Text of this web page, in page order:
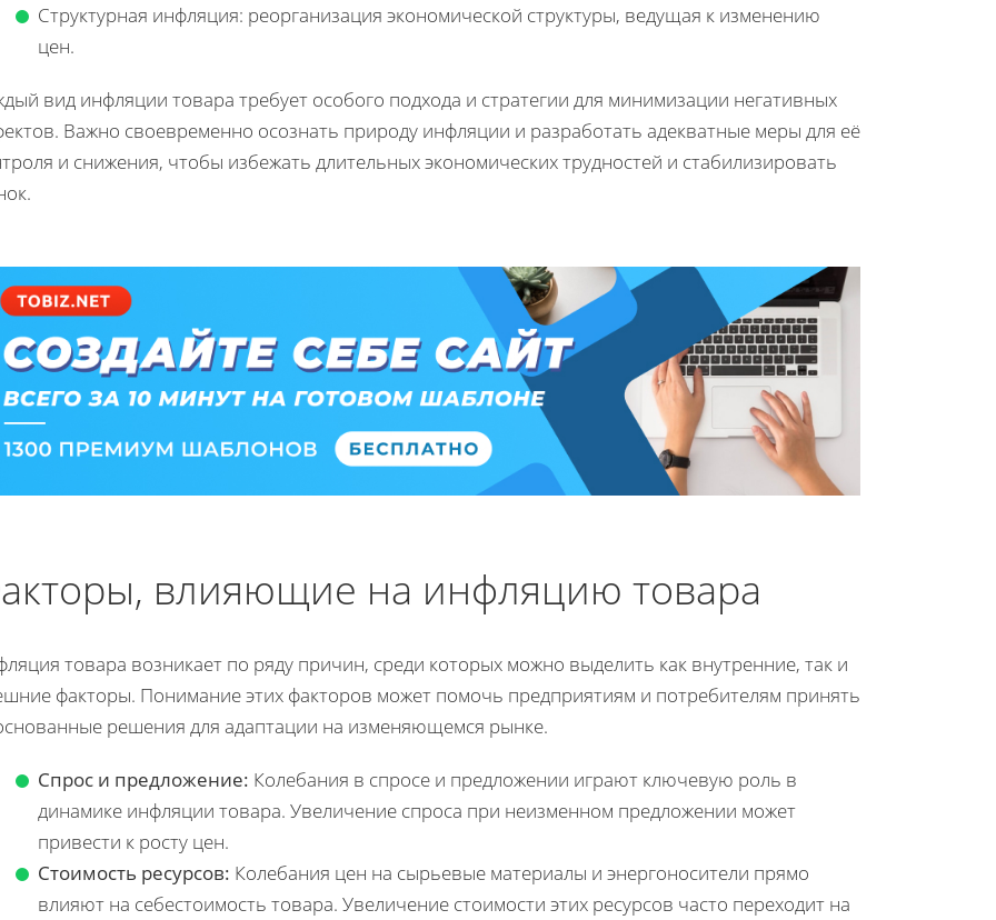
Структурная инфляция: реорганизация экономической структуры, ведущая к изменению
цен.
вид инфляции товара требует особого подхода и стратегии для минимизации негативных
Важно своевременно осознать природу инфляции и разработать адекватные меры для её
и снижения, чтобы избежать длительных экономических трудностей и стабилизировать
влияющие на инфляцию товара
товара возникает по ряду причин, среди которых можно выделить как внутренние, так и
факторы. Понимание этих факторов может помочь предприятиям и потребителям принять
решения для адаптации на изменяющемся рынке.
Спрос и предложение: Колебания в спросе и предложении играют ключевую роль в
динамике инфляции товара. Увеличение спроса при неизменном предложении может
привести к росту цен.
Стоимость ресурсов: Колебания цен на сырьевые материалы и энергоносители прямо
влияют на себестоимость товара. Увеличение стоимости этих ресурсов часто переходит на